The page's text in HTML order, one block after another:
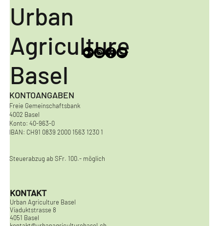
KONTAKT
Urban Agriculture Basel
Viaduktstrasse 8
4051 Basel
KONTOANGABEN
Freie Gemeinschaftsbank
4002 Basel
Konto: 40-963-0
IBAN: CH91 0839 2000 1563 1230 1
Steuerabzug ab SFr. 100.- möglich
Urban
Agriculture
Basel